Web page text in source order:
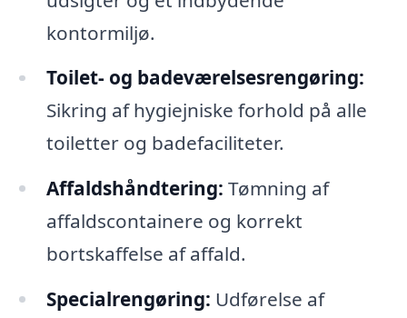
kontormiljø.
Toilet- og badeværelsesrengøring:
Sikring af hygiejniske forhold på alle
toiletter og badefaciliteter.
Affaldshåndtering: Tømning af
affaldscontainere og korrekt
bortskaffelse af affald.
Specialrengøring: Udførelse af